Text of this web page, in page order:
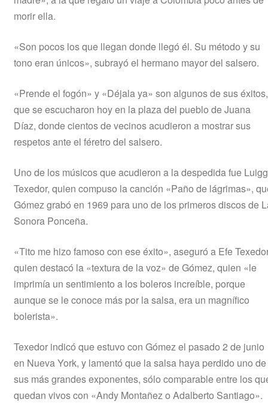
morir ella.
«Son pocos los que llegan donde llegó él. Su método y su
tono eran únicos», subrayó el hermano mayor del salsero.
«Prende el fogón» y «Déjala ya» son algunos de sus éxitos,
que se escucharon hoy en la plaza del pueblo de Juana
Díaz, donde cientos de vecinos acudieron a mostrar sus
respetos ante el féretro del salsero.
Uno de los músicos que acudieron a la despedida fue
Texedor, quien compuso la canción «Paño de lágrimas»,
Gómez grabó en 1969 para uno de los primeros discos de
Sonora Ponceña.
«Tito me hizo famoso con ese éxito», aseguró a Efe
quien destacó la «textura de la voz» de Gómez, quien «le
imprimía un sentimiento a los boleros increíble, porque
aunque se le conoce más por la salsa, era un magnífico
bolerista».
Texedor indicó que estuvo con Gómez el pasado 2 de junio
en Nueva York, y lamentó que la salsa haya perdido uno de
sus más grandes exponentes, sólo comparable entre los
quedan vivos con «Andy Montañez o Adalberto Santiago».